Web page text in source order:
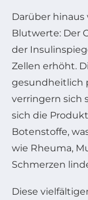
Darüber hinaus
Blutwerte: Der
der
Zellen erhöht.
gesundheitlich
verringern sich
sich die
Botenstoffe,
wie Rheuma,
Schmerzen
Diese